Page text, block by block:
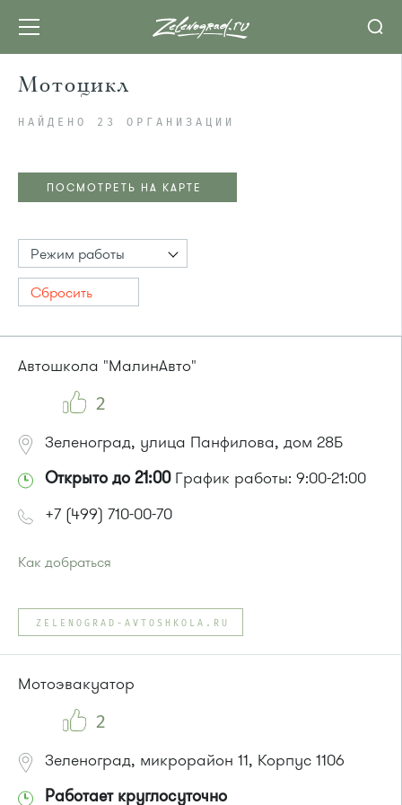
Мотоцикл
НАЙДЕНО 23 ОРГАНИЗАЦИИ
ПОСМОТРЕТЬ НА КАРТЕ
Режим работы
Сбросить
Автошкола "МалинАвто"
2
Зеленоград, улица Панфилова, дом 28Б
Открыто до 21:00График работы: 9:00-21:00
+7 (499) 710-00-70
Как добраться
Автобус № 5, 16, 17, 18, 20, 22.
Маршрутка № 164, 416м, 417м, 460м, 479м, 707м
или до остановки"Исторический музей":
Маршрутка № 721м
ZELENOGRAD-AVTOSHKOLA.RU
Мотоэвакуатор
2
Зеленоград, микрорайон 11, Корпус 1106
Работает круглосуточно